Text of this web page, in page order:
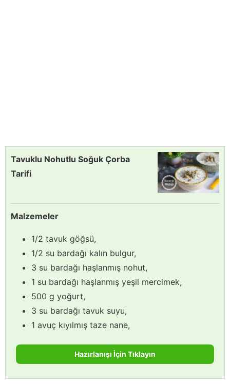
Tavuklu Nohutlu Soğuk Çorba
Tarifi
Malzemeler
1/2 tavuk göğsü,
1/2 su bardağı kalın bulgur,
3 su bardağı haşlanmış nohut,
1 su bardağı haşlanmış yeşil mercimek,
500 g yoğurt,
3 su bardağı tavuk suyu,
1 avuç kıyılmış taze nane,
Hazırlanışı İçin Tıklayın